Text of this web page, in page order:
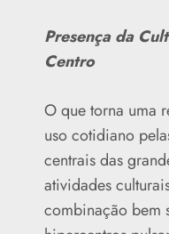
Presença da
Centro
O que torna uma
uso cotidiano
centrais das
atividades
combinação bem